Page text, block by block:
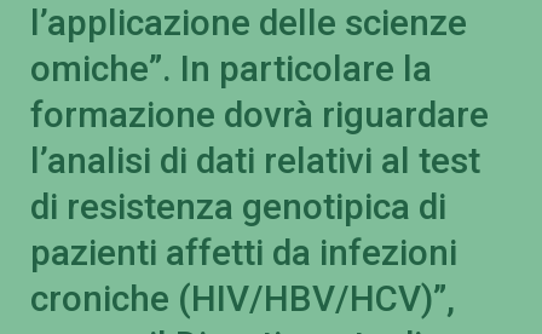
l’applicazione delle scienze
omiche”. In particolare la
formazione dovrà riguardare
l’analisi di dati relativi al test
di resistenza genotipica di
pazienti affetti da infezioni
croniche (HIV/HBV/HCV)”,